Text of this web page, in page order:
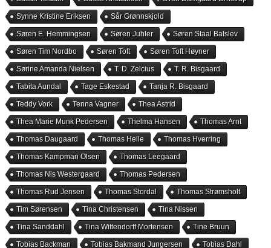
Synne Kristine Eriksen Sår Grønnskjold
Søren E. Hemmingsen Søren Juhler Søren Staal Balslev
Søren Tim Nordbo Søren Toft Søren Toft Høyner
Sørine Amanda Nielsen T. D. Zelcius T. R. Bisgaard
Tabita Aundal Tage Eskestad Tanja R. Bisgaard
Teddy Vork Tenna Vagner Thea Astrid
Thea Marie Munk Pedersen Thelma Hansen Thomas Arnt
Thomas Daugaard Thomas Helle Thomas Hverring
Thomas Kampman Olsen Thomas Leegaard
Thomas Nis Westergaard Thomas Pedersen
Thomas Rud Jensen Thomas Stordal Thomas Strømsholt
Tim Sørensen Tina Christensen Tina Nissen
Tina Sanddahl Tina Wittendorff Mortensen Tine Bruun
Tobias Backman Tobias Bakmand Jungersen Tobias Dahl